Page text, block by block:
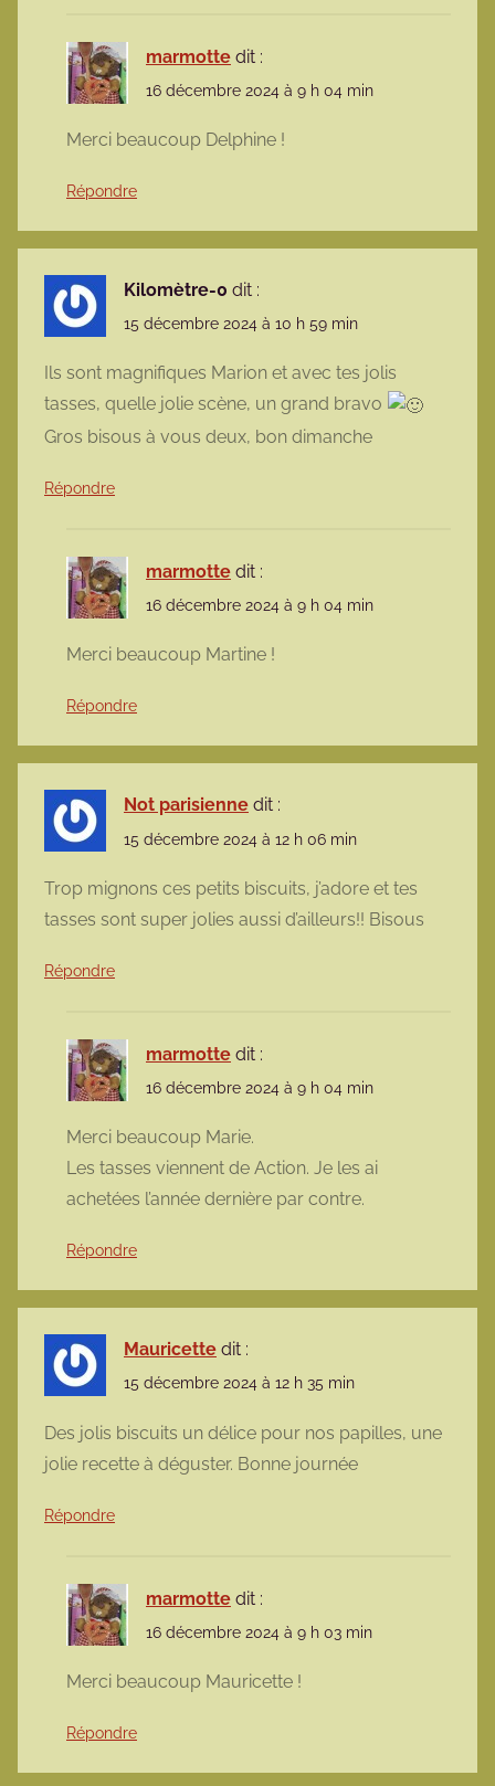
marmotte dit :
16 décembre 2024 à 9 h 04 min
Merci beaucoup Delphine !
Répondre
Kilomètre-0 dit :
15 décembre 2024 à 10 h 59 min
Ils sont magnifiques Marion et avec tes jolis
tasses, quelle jolie scène, un grand bravo
Gros bisous à vous deux, bon dimanche
Répondre
marmotte dit :
16 décembre 2024 à 9 h 04 min
Merci beaucoup Martine !
Répondre
Not parisienne dit :
15 décembre 2024 à 12 h 06 min
Trop mignons ces petits biscuits, j’adore et tes
tasses sont super jolies aussi d’ailleurs!! Bisous
Répondre
marmotte dit :
16 décembre 2024 à 9 h 04 min
Merci beaucoup Marie.
Les tasses viennent de Action. Je les ai
achetées l’année dernière par contre.
Répondre
Mauricette dit :
15 décembre 2024 à 12 h 35 min
Des jolis biscuits un délice pour nos papilles, une
jolie recette à déguster. Bonne journée
Répondre
marmotte dit :
16 décembre 2024 à 9 h 03 min
Merci beaucoup Mauricette !
Répondre